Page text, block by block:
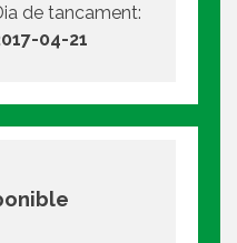
de tancament:
04-21